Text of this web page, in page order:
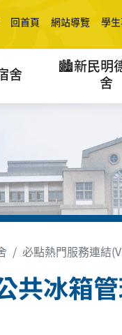
回首頁 網站導覽 學
舍
🏙️新民明
舍
必點熱門服務連結
共冰箱